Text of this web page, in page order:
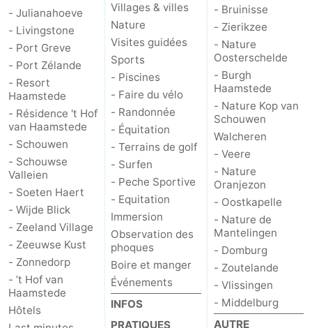
Rockanje
Zeeland
Schouwen-
Duiveland
Brouwershaven
Zierikzee
-
Nature
Oosterschelde
Burgh
Haamstede
-
Nature
Kop
van
Walcheren
-
Veere
-
- Julianahoeve
- Livingstone
- Port Greve
- Port Zélande
- Resort
Haamstede
- Résidence 't Hof
van Haamstede
- Schouwen
- Schouwse
Valleien
- Soeten Haert
- Wijde Blick
- Zeeland Village
- Zeeuwse Kust
- Zonnedorp
- ’t Hof van
Haamstede
Hôtels
Villages & villes
Nature
Visites guidées
Sports
- Piscines
- Faire du vélo
- Randonnée
- Équitation
- Terrains de golf
- Surfen
- Peche Sportive
- Equitation
Immersion
Observation des
phoques
Boire et manger
Événements
INFOS
PRATIQUES
- Bruinisse
- Zierikzee
- Nature
Oosterschelde
- Burgh
Haamstede
- Nature Kop van
Schouwen
Walcheren
- Veere
- Nature
Oranjezon
- Oostkapelle
- Nature de
Mantelingen
- Domburg
- Zoutelande
- Vlissingen
- Middelburg
AUTRE